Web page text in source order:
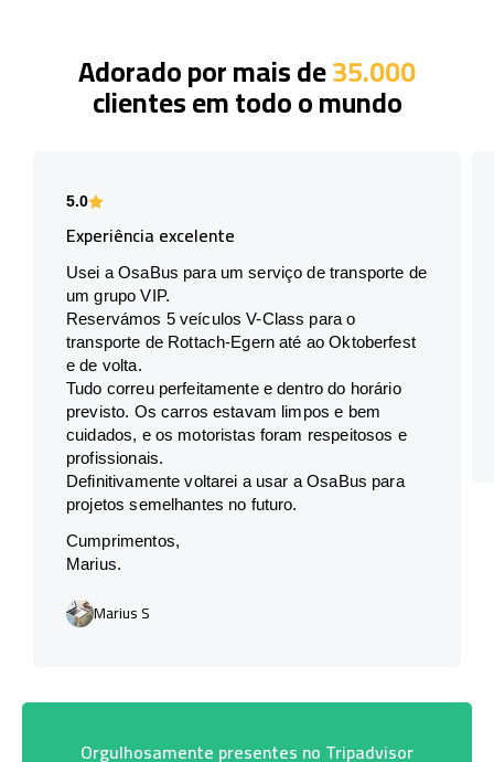
Adorado por mais de35.000
clientes em todo o mundo
5.0
Experiência excelente
Usei a OsaBus para um serviço de transporte de
um grupo VIP.
Reservámos 5 veículos V-Class para o
transporte de Rottach-Egern até ao Oktoberfest
e de volta.
Tudo correu perfeitamente e dentro do horário
previsto. Os carros estavam limpos e bem
cuidados, e os motoristas foram respeitosos e
profissionais.
Definitivamente voltarei a usar a OsaBus para
projetos semelhantes no futuro.
Cumprimentos,
Marius.
Marius S
Orgulhosamente presentes no Tripadvisor